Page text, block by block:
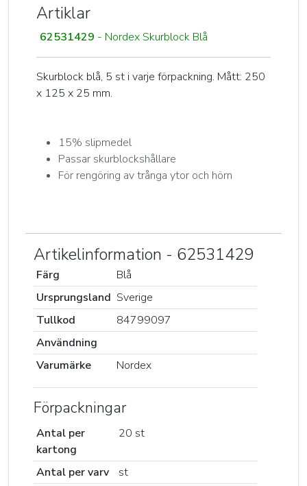
Artiklar
62531429 - Nordex Skurblock Blå
Skurblock blå, 5 st i varje förpackning. Mått: 250
x 125 x 25 mm.
15% slipmedel
Passar skurblockshållare
För rengöring av trånga ytor och hörn
Artikelinformation - 62531429
Färg
Blå
Ursprungsland Sverige
Tullkod
84799097
Användning
Varumärke
Nordex
Förpackningar
Antal per
kartong
20 st
Antal per varv
st